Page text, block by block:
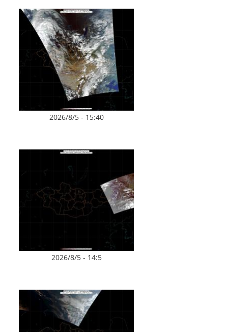
2026/8/5 - 15:40
2026/8/5 - 14:5